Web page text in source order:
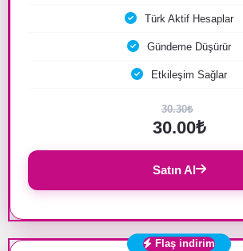
Türk Aktif Hesaplar
Gündeme Düşürür
Etkileşim Sağlar
30.30₺
30.00₺
Satın Al
Flaş indirim